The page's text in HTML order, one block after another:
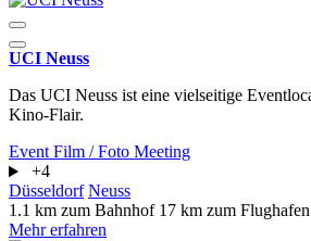
UCI Neuss
Das UCI Neuss ist eine vielseitige
Kino-Flair.
Event Film / Foto Meeting
+4
Düsseldorf Neuss
1.1 km zum Bahnhof 17 km zum Flughafen
Mehr erfahren